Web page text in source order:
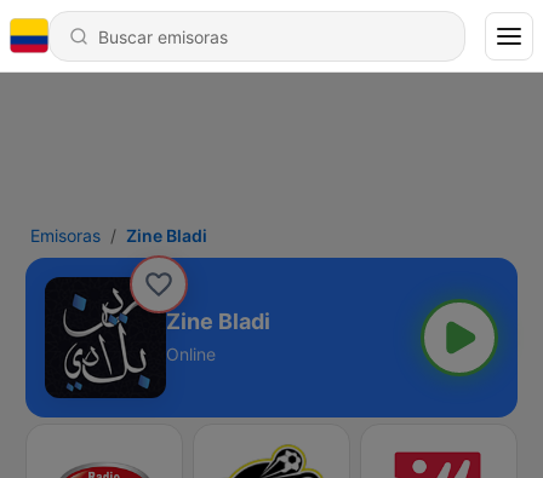
Emisoras Zine Bladi
Zine Bladi
Online